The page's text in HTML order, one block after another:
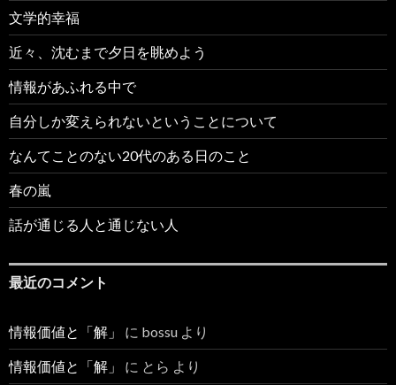
文学的幸福
近々、沈むまで夕日を眺めよう
情報があふれる中で
自分しか変えられないということについて
なんてことのない20代のある日のこと
春の嵐
話が通じる人と通じない人
最近のコメント
情報価値と「解」 に bossu より
情報価値と「解」 に とら より